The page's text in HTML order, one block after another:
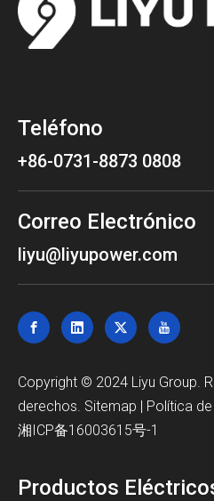
Teléfono
+86-0731-8873 0808
Correo Electrónico
liyu@liyupower.com
Copyright © 2024 Liyu Group.
derechos. Sitemap | Política
湘ICP备16003615号-1
Productos